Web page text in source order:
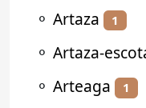
⚬ Artaza 1
⚬ Artaza-
⚬ Arteaga 1